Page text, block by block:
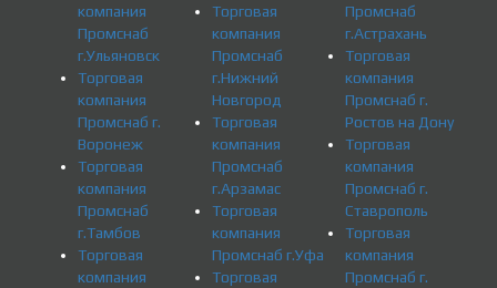
компания
Промснаб
г.Ульяновск
Торговая
компания
Промснаб г.
Воронеж
Торговая
компания
Промснаб
г.Тамбов
Торговая
компания
Торговая
компания
Промснаб
г.Нижний
Новгород
Торговая
компания
Промснаб
г.Арзамас
Торговая
компания
Промснаб г.Уфа
Торговая
Промснаб
г.Астрахань
Торговая
компания
Промснаб г.
Ростов на Дону
Торговая
компания
Промснаб г.
Ставрополь
Торговая
компания
Промснаб г.